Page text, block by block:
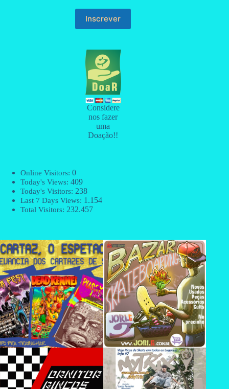
Considere
nos fazer
uma
Doação!!
Online Visitors: 0
Today's Views: 409
Today's Visitors: 238
Last 7 Days Views: 1.154
Total Visitors: 232.457